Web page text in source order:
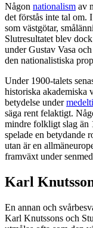
Någon nationalism av
det förstås inte tal om.
som västgötar,
Slutresultatet blev
under Gustav Vasa
den nationalistiska
Under 1900-talets
historiska akademiska
betydelse under
säga rent felaktigt.
mindre folkligt slag än
spelade en betydande
utan är en
framväxt under
Karl
En annan och
Karl Knutssons och